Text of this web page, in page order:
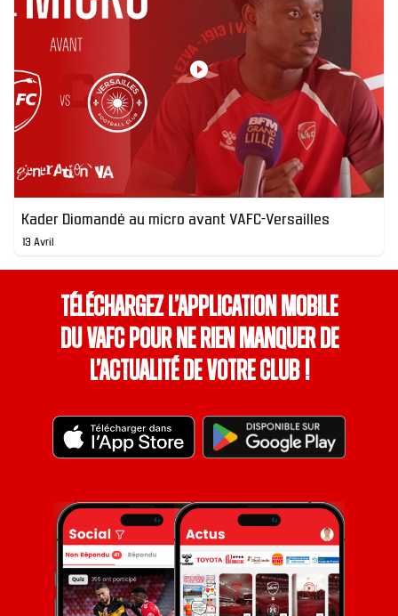
Kader Diomandé au micro avant VAFC-Versailles
13 Avril
Téléchargez l’application mobile
du VAFC pour ne rien manquer de
l’actualité de votre club !